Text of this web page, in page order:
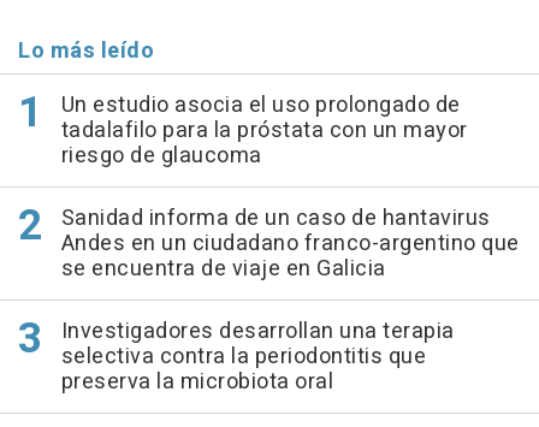
Lo más leído
Un estudio asocia el uso prolongado de
tadalafilo para la próstata con un mayor
riesgo de glaucoma
Sanidad informa de un caso de hantavirus
Andes en un ciudadano franco-argentino que
se encuentra de viaje en Galicia
Investigadores desarrollan una terapia
selectiva contra la periodontitis que
preserva la microbiota oral